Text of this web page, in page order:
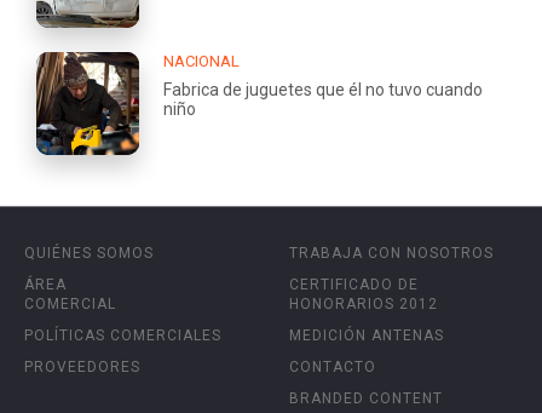
NACIONAL
Fabrica de juguetes que él no tuvo cuando
niño
QUIÉNES SOMOS
ÁREA
COMERCIAL
POLÍTICAS COMERCIALES
PROVEEDORES
TRABAJA CON NOSOTROS
CERTIFICADO DE
HONORARIOS 2012
MEDICIÓN ANTENAS
CONTACTO
BRANDED CONTENT